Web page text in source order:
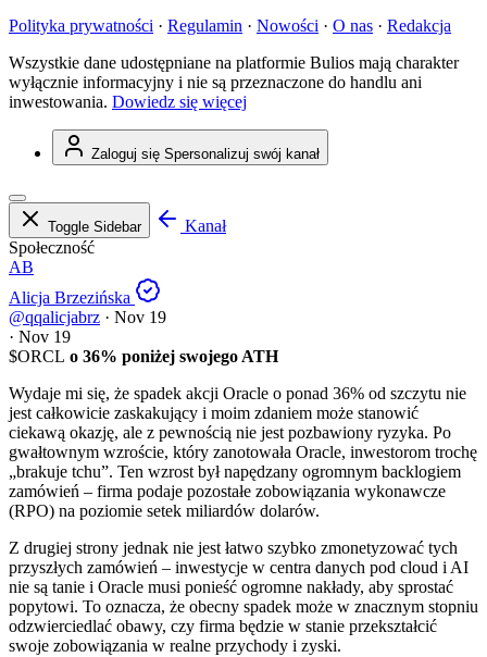
Polityka prywatności · Regulamin · Nowości · O nas · Redakcja
Wszystkie dane udostępniane na platformie Bulios mają charakter
wyłącznie informacyjny i nie są przeznaczone do handlu ani
inwestowania. Dowiedz się więcej
Zaloguj się Spersonalizuj swój kanał
Toggle Sidebar
Kanał
Społeczność
AB
Alicja Brzezińska
@qqalicjabrz · Nov 19
· Nov 19
$ORCL o 36% poniżej swojego ATH
Wydaje mi się, że spadek akcji Oracle o ponad 36% od szczytu nie
jest całkowicie zaskakujący i moim zdaniem może stanowić
ciekawą okazję, ale z pewnością nie jest pozbawiony ryzyka. Po
gwałtownym wzroście, który zanotowała Oracle, inwestorom trochę
„brakuje tchu”. Ten wzrost był napędzany ogromnym backlogiem
zamówień – firma podaje pozostałe zobowiązania wykonawcze
(RPO) na poziomie setek miliardów dolarów.
Z drugiej strony jednak nie jest łatwo szybko zmonetyzować tych
przyszłych zamówień – inwestycje w centra danych pod cloud i AI
nie są tanie i Oracle musi ponieść ogromne nakłady, aby sprostać
popytowi. To oznacza, że obecny spadek może w znacznym stopniu
odzwierciedlać obawy, czy firma będzie w stanie przekształcić
swoje zobowiązania w realne przychody i zyski.